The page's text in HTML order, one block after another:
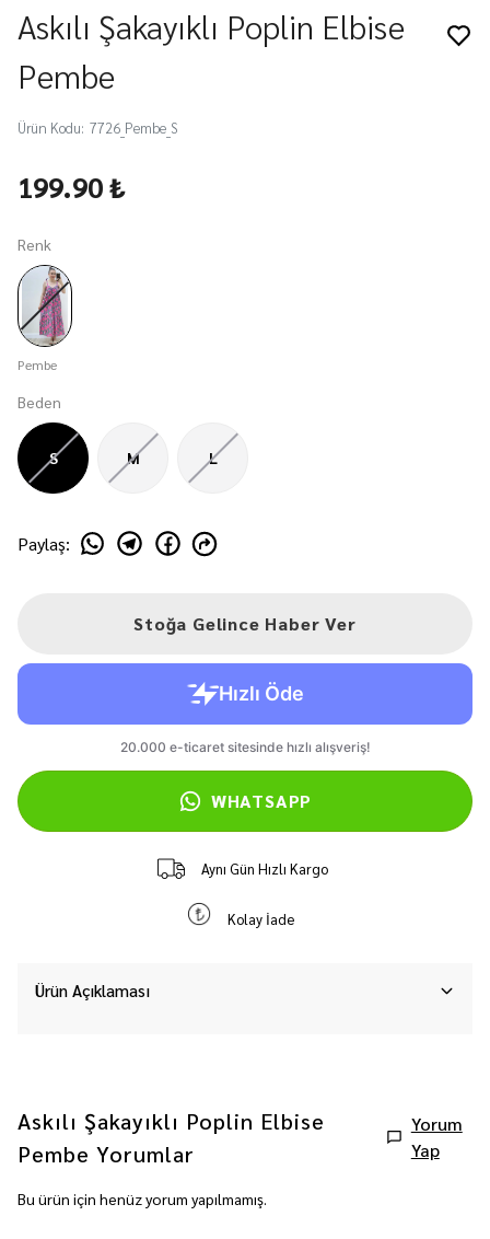
Askılı Şakayıklı Poplin Elbise
Pembe
Ürün Kodu: 7726_Pembe_S
199.90 ₺
Renk
Pembe
Beden
S M L
Paylaş:
Stoğa Gelince Haber Ver
WHATSAPP
Aynı Gün Hızlı Kargo
Kolay İade
Ürün Açıklaması
Askılı Şakayıklı Poplin Elbise
Pembe Yorumlar
Yorum
Yap
Bu ürün için henüz yorum yapılmamış.